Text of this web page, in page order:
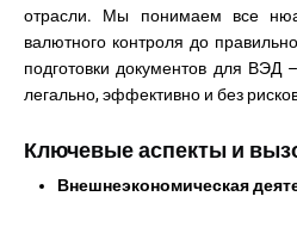
отрасли. Мы понимаем все
валютного контроля до
подготовки документов для ВЭД
легально, эффективно и без
Ключевые аспекты и
Внешнеэкономическая